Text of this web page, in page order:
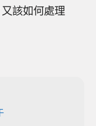
該如何處理